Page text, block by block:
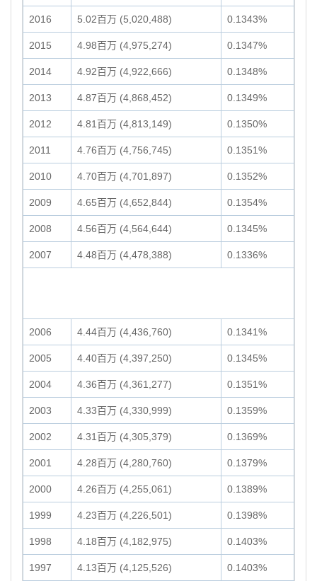
2016 5.02百万 (5,020,488) 0.1343%
2015 4.98百万 (4,975,274) 0.1347%
2014 4.92百万 (4,922,666) 0.1348%
2013 4.87百万 (4,868,452) 0.1349%
2012 4.81百万 (4,813,149) 0.1350%
2011 4.76百万 (4,756,745) 0.1351%
2010 4.70百万 (4,701,897) 0.1352%
2009 4.65百万 (4,652,844) 0.1354%
2008 4.56百万 (4,564,644) 0.1345%
2007 4.48百万 (4,478,388) 0.1336%
2006 4.44百万 (4,436,760) 0.1341%
2005 4.40百万 (4,397,250) 0.1345%
2004 4.36百万 (4,361,277) 0.1351%
2003 4.33百万 (4,330,999) 0.1359%
2002 4.31百万 (4,305,379) 0.1369%
2001 4.28百万 (4,280,760) 0.1379%
2000 4.26百万 (4,255,061) 0.1389%
1999 4.23百万 (4,226,501) 0.1398%
1998 4.18百万 (4,182,975) 0.1403%
1997 4.13百万 (4,125,526) 0.1403%